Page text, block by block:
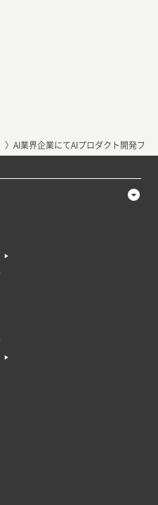
〉 AI業界企業にてAIプロダクト開発プ